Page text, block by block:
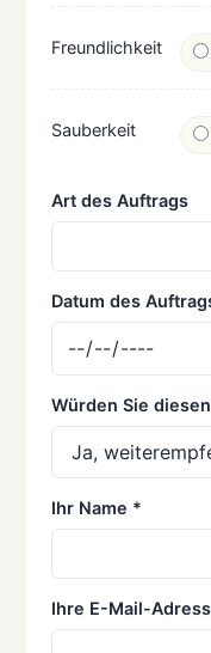
Freundlichkeit
Sauberkeit
Art des Auftrags
Datum des
Würden Sie
Ihr Name *
Ihre E-Mail-